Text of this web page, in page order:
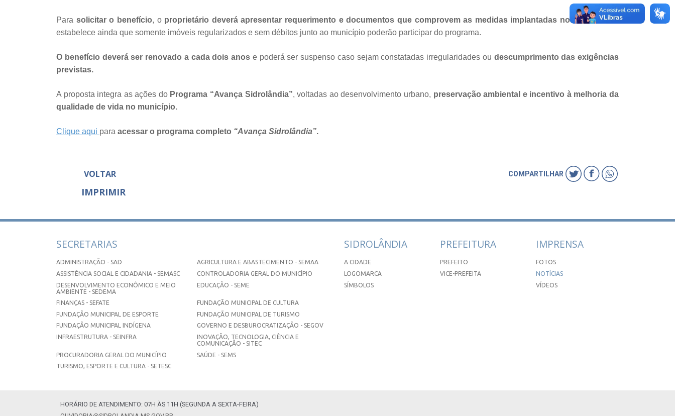
Para solicitar o benefício, oproprietário deverá apresentar requerimento e documentos que comprovem as medidas implantadas no imóvel.A lei
estabelece ainda que somente imóveis regularizados e sem débitos junto ao município poderão participar do programa.
O benefício deverá ser renovado a cada dois anos e poderá ser suspenso caso sejam constatadas irregularidades ou descumprimento das exigências
previstas.
A proposta integra as ações doPrograma “Avança Sidrolândia”, voltadas ao desenvolvimento urbano, preservação ambiental e incentivo à melhoria da
qualidade de vida no município.
Clique aqui para acessar o programa completo “Avança Sidrolândia”.
VOLTAR
IMPRIMIR
COMPARTILHAR
SECRETARIAS
ADMINISTRAÇÃO - SAD
AGRICULTURA E ABASTECIMENTO - SEMAA
ASSISTÊNCIA SOCIAL E CIDADANIA - SEMASC
CONTROLADORIA GERAL DO MUNICÍPIO
DESENVOLVIMENTO ECONÔMICO E MEIO
AMBIENTE - SEDEMA
EDUCAÇÃO - SEME
FINANÇAS - SEFATE
FUNDAÇÃO MUNICIPAL DE CULTURA
FUNDAÇÃO MUNICIPAL DE ESPORTE
FUNDAÇÃO MUNICIPAL DE TURISMO
FUNDAÇÃO MUNICIPAL INDÍGENA
GOVERNO E DESBUROCRATIZAÇÃO - SEGOV
INFRAESTRUTURA - SEINFRA
INOVAÇÃO, TECNOLOGIA, CIÊNCIA E
COMUNICAÇÃO - SITEC
PROCURADORIA GERAL DO MUNICÍPIO
SAÚDE - SEMS
TURISMO, ESPORTE E CULTURA - SETESC
SIDROLÂNDIA
A CIDADE
LOGOMARCA
SÍMBOLOS
PREFEITURA
PREFEITO
VICE-PREFEITA
IMPRENSA
FOTOS
NOTÍCIAS
VÍDEOS
HORÁRIO DE ATENDIMENTO: 07H ÀS 11H (SEGUNDA A SEXTA-FEIRA)